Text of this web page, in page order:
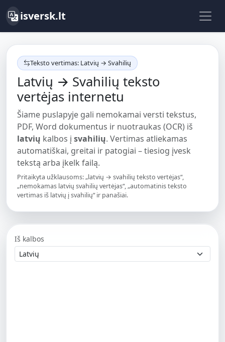
isversk.lt
Teksto vertimas: Latvių → Svahilių
Latvių → Svahilių teksto
vertėjas internetu
Šiame puslapyje gali nemokamai versti tekstus,
PDF, Word dokumentus ir nuotraukas (OCR) iš
latvių kalbos į svahilių. Vertimas atliekamas
automatiškai, greitai ir patogiai – tiesiog įvesk
tekstą arba įkelk failą.
Pritaikyta užklausoms: „latvių → svahilių teksto vertėjas“,
„nemokamas latvių svahilių vertėjas“, „automatinis teksto
vertimas iš latvių į svahilių“ ir panašiai.
Iš kalbos